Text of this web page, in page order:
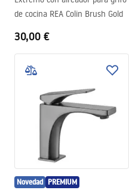
de cocina REA Colin Brush Gold
30,00 €
Novedad PREMIUM